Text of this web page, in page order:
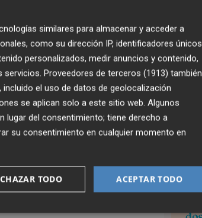
similares para almacenar y acceder a
como su dirección IP, identificadores únicos
personalizados, medir anuncios y contenido,
servicios. Proveedores de terceros (1913) también
el uso de datos de geolocalización
se aplican solo a este sitio web. Algunos
lugar del consentimiento; tiene derecho a
su consentimiento en cualquier momento en
ACEPTAR TODO
TODO